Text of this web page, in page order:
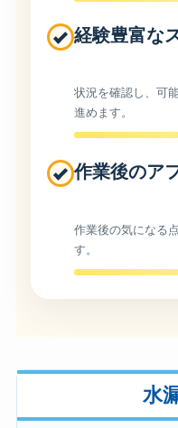
経験豊富な
状況を確認し、可
進めます。
作業後のア
作業後の気になる
す。
水